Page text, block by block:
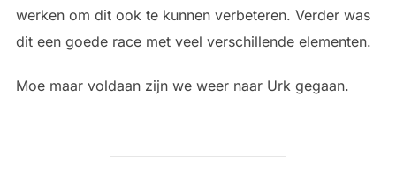
werken om dit ook te kunnen verbeteren. Verder was
dit een goede race met veel verschillende elementen.
Moe maar voldaan zijn we weer naar Urk gegaan.